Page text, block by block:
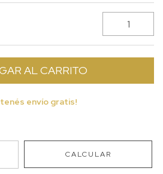
tenés envío gratis!
CALCULAR